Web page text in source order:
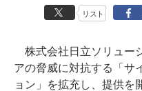
リスト
株式会社日立ソリュー
アの脅威に対抗する「サ
ョン」を拡充し、提供を